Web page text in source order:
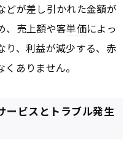
どが差し引かれた金額が
、売上額や客単価によっ
り、利益が減少する、赤
ありません。
ービスとトラブル発生